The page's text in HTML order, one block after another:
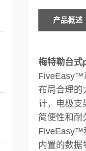
产品概述
梅特勒台
FiveEasy™
布局合理的
计，电极支
简便性和耐
FiveEasy™
内置的数据